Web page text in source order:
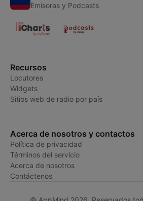
Emisoras y Podcasts
Recursos
Locutores
Widgets
Sitios web de radio por país
Acerca de nosotros y contactos
Política de privacidad
Términos del servicio
Acerca de nosotros
Contáctenos